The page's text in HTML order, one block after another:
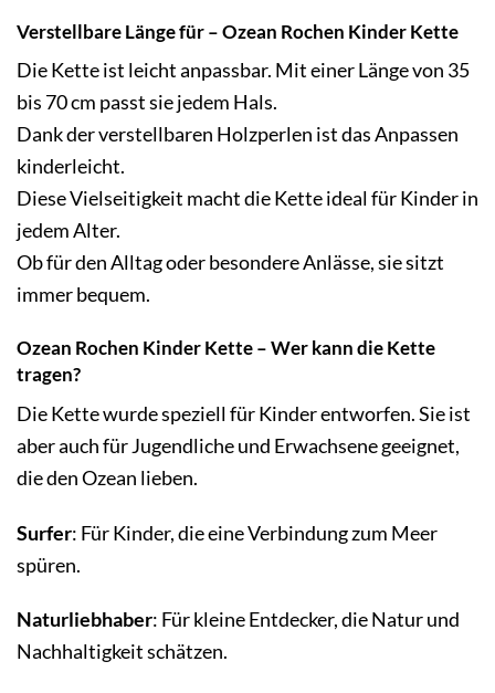
Verstellbare Länge für – Ozean Rochen Kinder Kette
Die Kette ist leicht anpassbar. Mit einer Länge von 35
bis 70 cm passt sie jedem Hals.
Dank der verstellbaren Holzperlen ist das Anpassen
kinderleicht.
Diese Vielseitigkeit macht die Kette ideal für Kinder in
jedem Alter.
Ob für den Alltag oder besondere Anlässe, sie sitzt
immer bequem.
Ozean Rochen Kinder Kette – Wer kann die Kette
tragen?
Die Kette wurde speziell für Kinder entworfen. Sie ist
aber auch für Jugendliche und Erwachsene geeignet,
die den Ozean lieben.
Surfer: Für Kinder, die eine Verbindung zum Meer
spüren.
Naturliebhaber: Für kleine Entdecker, die Natur und
Nachhaltigkeit schätzen.